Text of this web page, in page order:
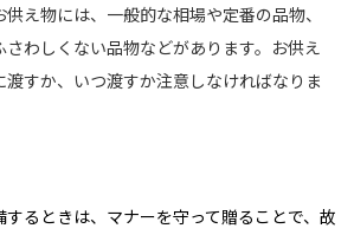
え物には、一般的な相場や定番の品物、
さわしくない品物などがあります。お供え
すか、いつ渡すか注意しなければなりま
るときは、マナーを守って贈ることで、故